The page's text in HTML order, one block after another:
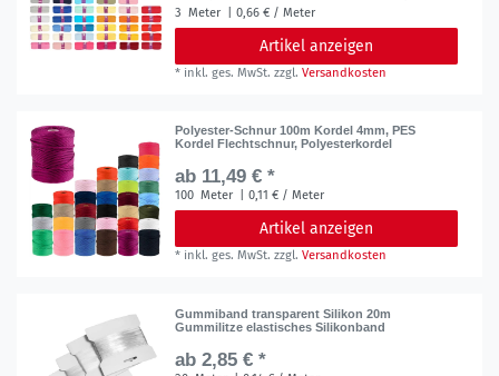
3 Meter | 0,66 € / Meter
Artikel anzeigen
* inkl. ges. MwSt. zzgl.Versandkosten
Polyester-Schnur 100m Kordel 4mm, PES
Kordel Flechtschnur, Polyesterkordel
ab 11,49 € *
100 Meter | 0,11 € / Meter
Artikel anzeigen
* inkl. ges. MwSt. zzgl.Versandkosten
Gummiband transparent Silikon 20m
Gummilitze elastisches Silikonband
ab 2,85 € *